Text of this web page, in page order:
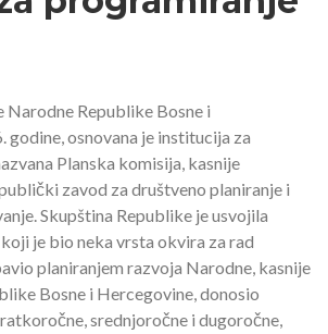
Narodne Republike Bosne i
godine, osnovana je institucija za
Planska komisija, kasnije
zavod za društveno planiranje i
Skupština Republike je usvojila
je bio neka vrsta okvira za rad
planiranjem razvoja Narodne, kasnije
Bosne i Hercegovine, donosio
srednjoročne i dugoročne,